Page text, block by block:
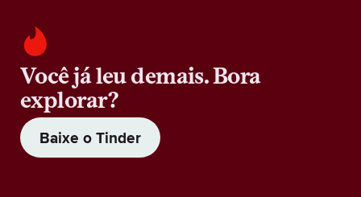
Você já leu demais. Bora
explorar?
Baixe o Tinder